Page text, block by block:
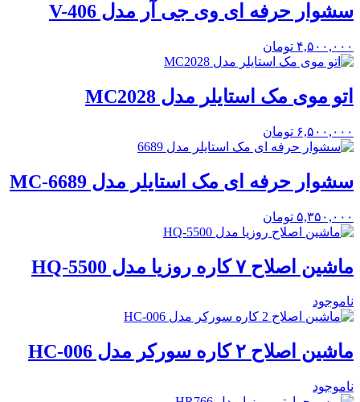
سشوار حرفه ای وی جی آر مدل V-406
۴,۵۰۰,۰۰۰ تومان
اتو موی مک استایلر مدل MC2028
۶,۵۰۰,۰۰۰ تومان
سشوار حرفه ای مک استایلر مدل MC-6689
۵,۳۵۰,۰۰۰ تومان
ماشین اصلاح ۷ کاره روزیا مدل HQ-5500
ناموجود
ماشین اصلاح ۲ کاره سورکر مدل HC-006
ناموجود